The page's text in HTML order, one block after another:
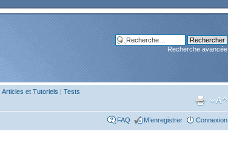
Recherche avancée
Articles et Tutoriels | Tests
FAQ M’enregistrer Connexion